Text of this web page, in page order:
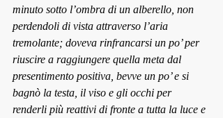
minuto sotto l’ombra di un alberello, non
perdendoli di vista attraverso l’aria
tremolante; doveva rinfrancarsi un po’ per
riuscire a raggiungere quella meta dal
presentimento positiva, bevve un po’ e si
bagnò la testa, il viso e gli occhi per
renderli più reattivi di fronte a tutta la luce e